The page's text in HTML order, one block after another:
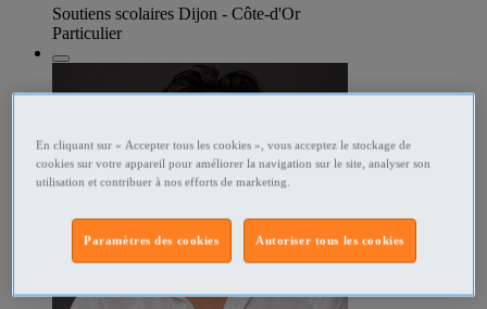
Soutiens scolaires Dijon - Côte-d'Or
Particulier
En cliquant sur « Accepter tous les cookies », vous acceptez le stockage de
cookies sur votre appareil pour améliorer la navigation sur le site, analyser son
utilisation et contribuer à nos efforts de marketing.
Autoriser tous les cookies
Paramètres des cookies